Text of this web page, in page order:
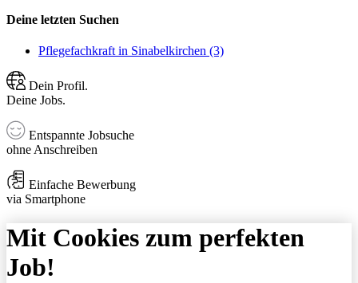
Deine letzten Suchen
Pflegefachkraft in Sinabelkirchen (3)
Dein Profil.
Deine Jobs.
Entspannte Jobsuche
ohne Anschreiben
Einfache Bewerbung
via Smartphone
Mit Cookies zum perfekten
Job!